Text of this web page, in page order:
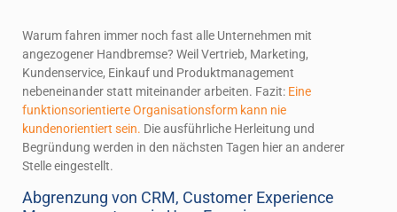
Warum fahren immer noch fast alle Unternehmen mit
angezogener Handbremse? Weil Vertrieb, Marketing,
Kundenservice, Einkauf und Produktmanagement
nebeneinander statt miteinander arbeiten. Fazit: Eine
funktionsorientierte Organisationsform kann nie
kundenorientiert sein. Die ausführliche Herleitung und
Begründung werden in den nächsten Tagen hier an anderer
Stelle eingestellt.
Abgrenzung von CRM, Customer Experience